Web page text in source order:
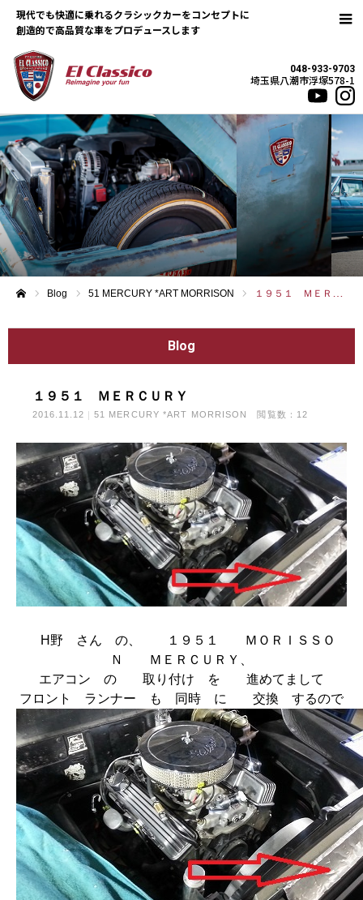
現代でも快適に乗れるクラシックカーをコンセプトに
048-933-9703
埼玉県八潮市浮塚578-1
Blog 51 MERCURY *ART MORRISON １９５１ ＭＥＲＣＵＲＹ
Blog
１９５１ ＭＥＲＣＵＲＹ
2016.11.12 51 MERCURY *ART MORRISON 閲覧数：12
H野 さん の、 １９５１ ＭＯＲＩＳＳＯ
Ｎ ＭＥＲＣＵＲＹ、
エアコン の 取り付け を 進めてまして
フロント ランナー も 同時 に 交換 するので